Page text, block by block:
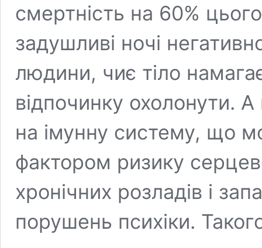
смертність на 60%
задушливі ночі
людини, чиє тіло
відпочинку охолонути.
на імунну систему, що
фактором ризику
хронічних розладів і
порушень психіки.